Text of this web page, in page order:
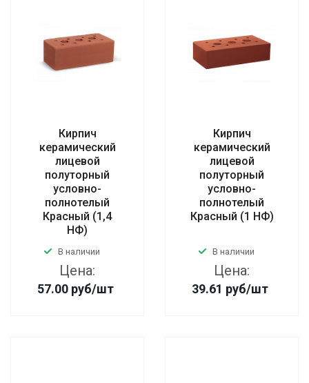
Кирпич
керамический
лицевой
полуторный
условно-
полнотелый
Красный (1,4
НФ)
В наличии
Цена:
57.00 руб/шт
Кирпич
керамический
лицевой
полуторный
условно-
полнотелый
Красный (1 НФ)
В наличии
Цена:
39.61 руб/шт